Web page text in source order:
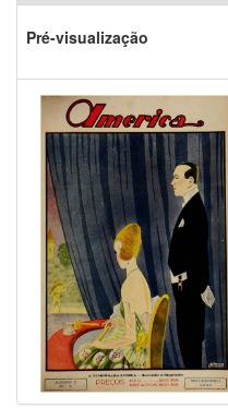
Pré-visualização